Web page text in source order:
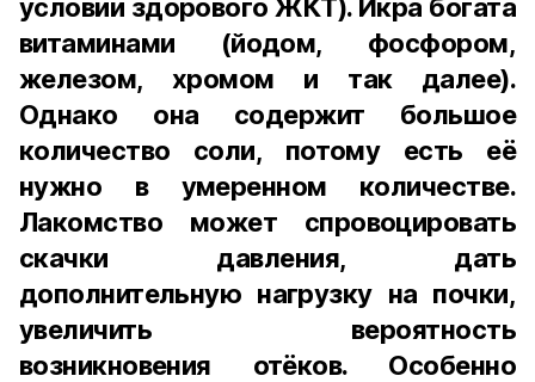
условии здорового ЖКТ). Икра богата
витаминами (йодом, фосфором,
железом, хромом и так далее).
Однако она содержит большое
количество соли, потому есть её
нужно в умеренном количестве.
Лакомство может спровоцировать
скачки давления, дать
дополнительную нагрузку на почки,
увеличить вероятность
возникновения отёков. Особенно